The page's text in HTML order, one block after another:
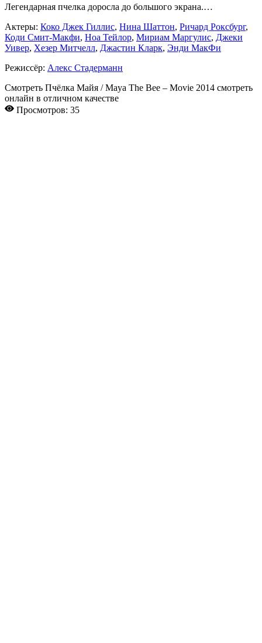
Легендарная пчелка доросла до большого экрана.…
Актеры: Коко Джек Гиллис, Нина Шаттон, Ричард Роксбург,
Коди Смит-Макфи, Ноа Тейлор, Мириам Маргулис, Джеки
Уивер, Хезер Митчелл, Джастин Кларк, Энди МакФи
Режиссёр: Алекс Стадерманн
Смотреть Пчёлка Майя / Maya The Bee – Movie 2014 смотреть
онлайн в отличном качестве
Просмотров: 35